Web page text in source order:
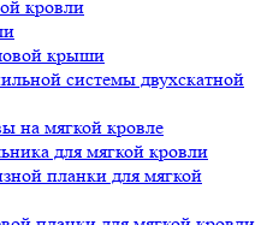
кровли
крыши
системы двухскатной
на мягкой кровле
для мягкой кровли
планки для мягкой